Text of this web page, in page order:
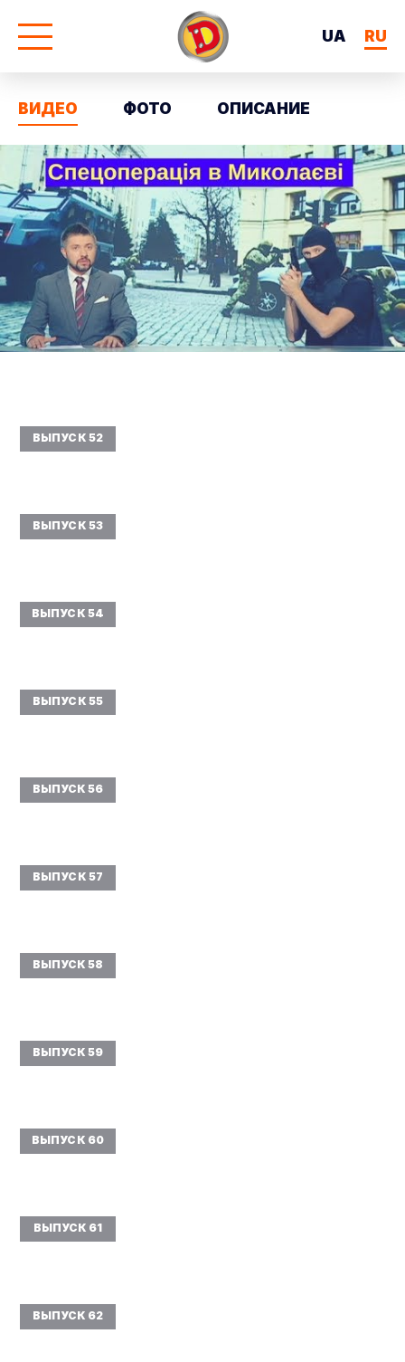
UA
RU
ВИДЕО ФОТО ОПИСАНИЕ
ВЫПУСК 52
ВЫПУСК 53
ВЫПУСК 54
ВЫПУСК 55
ВЫПУСК 56
ВЫПУСК 57
ВЫПУСК 58
ВЫПУСК 59
ВЫПУСК 60
ВЫПУСК 61
ВЫПУСК 62